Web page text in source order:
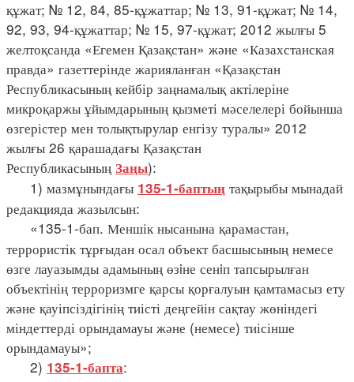
құжат; № 12, 84, 85-құжаттар; № 13, 91-құжат; № 14,
92, 93, 94-құжаттар; № 15, 97-құжат; 2012 жылғы 5
желтоқсанда «Егемен Қазақстан» және «Казахстанская
правда» газеттерінде жарияланған «Қазақстан
Республикасының кейбір заңнамалық актілеріне
микроқаржы ұйымдарының қызметі мәселелері бойынша
өзгерістер мен толықтырулар енгізу туралы» 2012
жылғы 26 қарашадағы Қазақстан
Республикасының Заңы):
1) мазмұнындағы 135-1-баптың тақырыбы мынадай
редакцияда жазылсын:
«135-1-бап. Меншік нысанына қарамастан,
террористік тұрғыдан осал объект басшысының немесе
өзге лауазымды адамының өзiне сенiп тапсырылған
объектінің терроризмге қарсы қорғалуын қамтамасыз ету
және қауіпсіздігінің тиісті деңгейін сақтау жөніндегі
міндеттерді орындамауы және (немесе) тиісінше
орындамауы»;
2) 135-1-бапта: